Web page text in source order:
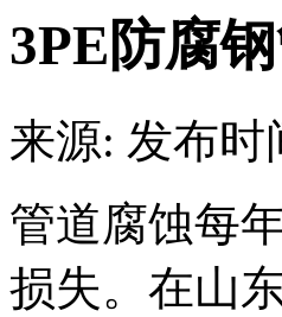
3PE防腐
来源: 发布时
管道腐蚀每
损失。在山